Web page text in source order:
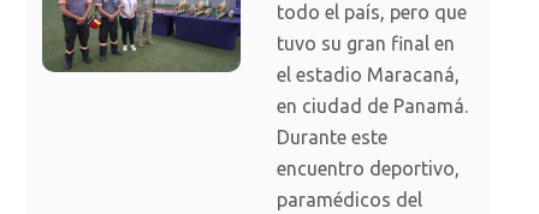
todo el país, pero que
tuvo su gran final en
el estadio Maracaná,
en ciudad de Panamá.
Durante este
encuentro deportivo,
paramédicos del